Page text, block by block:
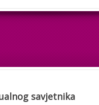
savjetnika